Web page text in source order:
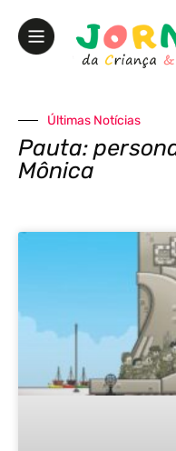
Últimas Notícias
Pauta:
Mônica